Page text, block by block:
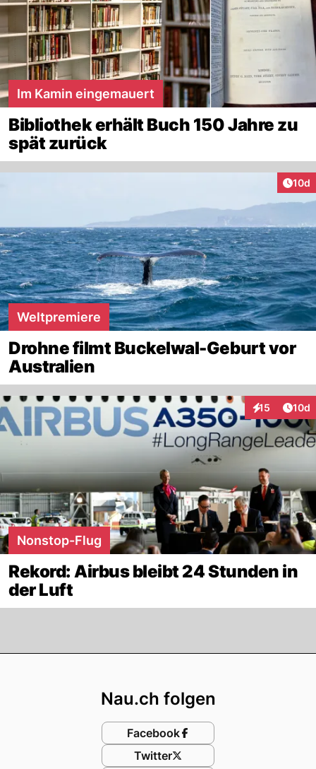
Im Kamin eingemauert
Bibliothek erhält Buch 150 Jahre zu
spät zurück
10d
Weltpremiere
Drohne filmt Buckelwal-Geburt vor
Australien
15
Interaktionen
10d
Nonstop-Flug
Rekord: Airbus bleibt 24 Stunden in
der Luft
Nau.ch folgen
Facebook
Twitter